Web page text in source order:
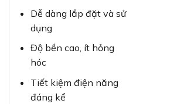
Dễ dàng lắp đặt và sử
dụng
Độ bền cao, ít hỏng
hóc
Tiết kiệm điện năng
đáng kể